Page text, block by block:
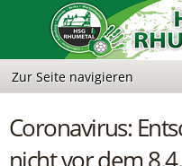
Coronavirus: